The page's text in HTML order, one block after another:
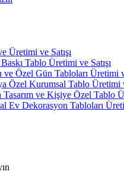
Üretimi ve Satışı
Tablo Üretimi ve Satışı
ve Özel Gün Tabloları Üretimi
Özel Kurumsal Tablo Üretimi
Tasarım ve Kişiye Özel Tablo
Ev Dekorasyon Tabloları